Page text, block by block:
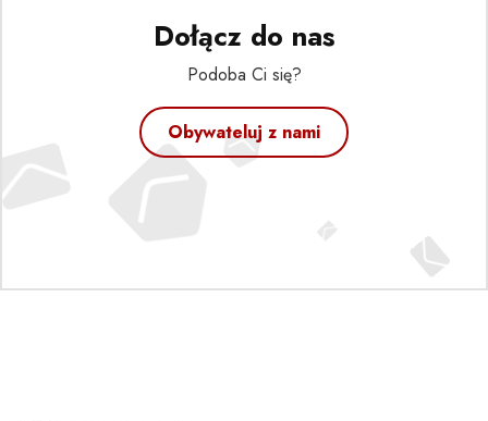
Dołącz do nas
Podoba Ci się?
Obywateluj z nami